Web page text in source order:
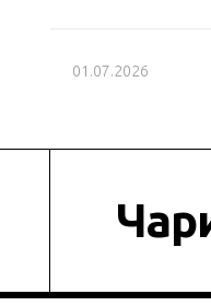
01.07.2026